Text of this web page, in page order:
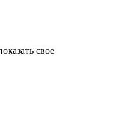
свое